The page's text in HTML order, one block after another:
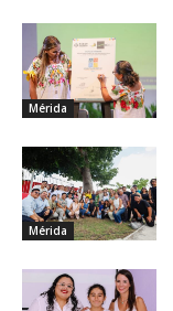
Mérida
Mérida